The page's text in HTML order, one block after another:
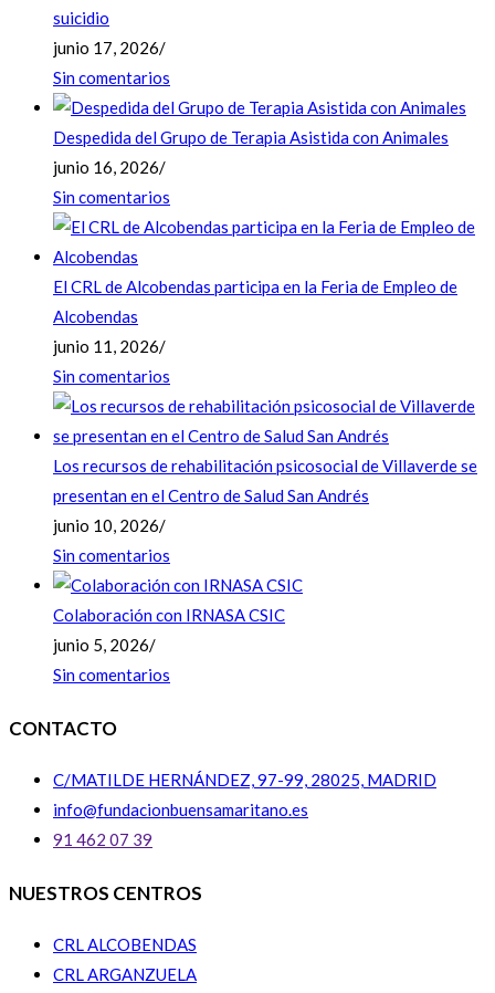
suicidio
junio 17, 2026/
Sin comentarios
Despedida del Grupo de Terapia Asistida con Animales
junio 16, 2026/
Sin comentarios
El CRL de Alcobendas participa en la Feria de Empleo de
Alcobendas
junio 11, 2026/
Sin comentarios
Los recursos de rehabilitación psicosocial de Villaverde se
presentan en el Centro de Salud San Andrés
junio 10, 2026/
Sin comentarios
Colaboración con IRNASA CSIC
junio 5, 2026/
Sin comentarios
CONTACTO
C/MATILDE HERNÁNDEZ, 97-99, 28025, MADRID
info@fundacionbuensamaritano.es
91 462 07 39
NUESTROS CENTROS
CRL ALCOBENDAS
CRL ARGANZUELA